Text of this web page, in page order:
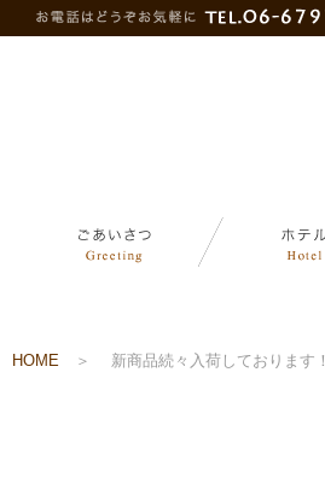
HOME ＞ 新商品続々入荷しております！